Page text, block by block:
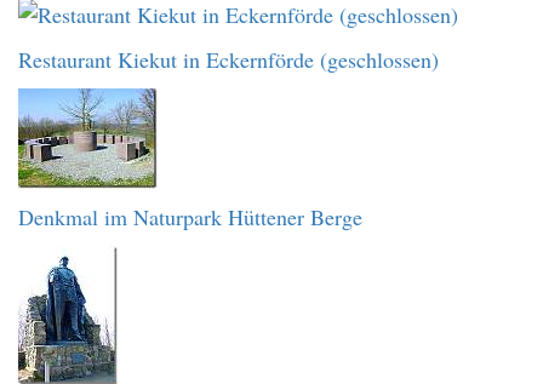
Restaurant Kiekut in Eckernförde (geschlossen)
Denkmal im Naturpark Hüttener Berge